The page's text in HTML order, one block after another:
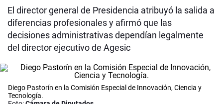
El director general de Presidencia atribuyó la salida a
diferencias profesionales y afirmó que las
decisiones administrativas dependían legalmente
del director ejecutivo de Agesic
Diego Pastorín en la Comisión Especial de Innovación, Ciencia y
Tecnología.